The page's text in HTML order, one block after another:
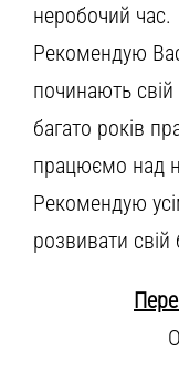
неробочий час.
Рекомендую
починають
багато років
працюємо над
Рекомендую
розвивати